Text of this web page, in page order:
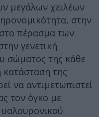
μεγάλων χειλέων
στην
πέρασμα των
γενετική
σώματος της κάθε
κατάσταση της
να αντιμετωπιστεί
τον όγκο με